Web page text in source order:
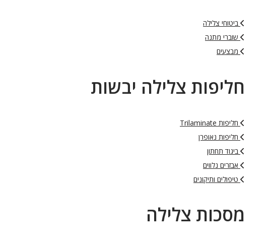
ביטוחי צלילה
שוברי מתנה
מבצעים
חליפות צלילה יבשות
חליפות Trilaminate
חליפות נאופרן
ביגוד תחתון
אבזרים נלווים
טיפולים ותיקונים
מסכות צלילה